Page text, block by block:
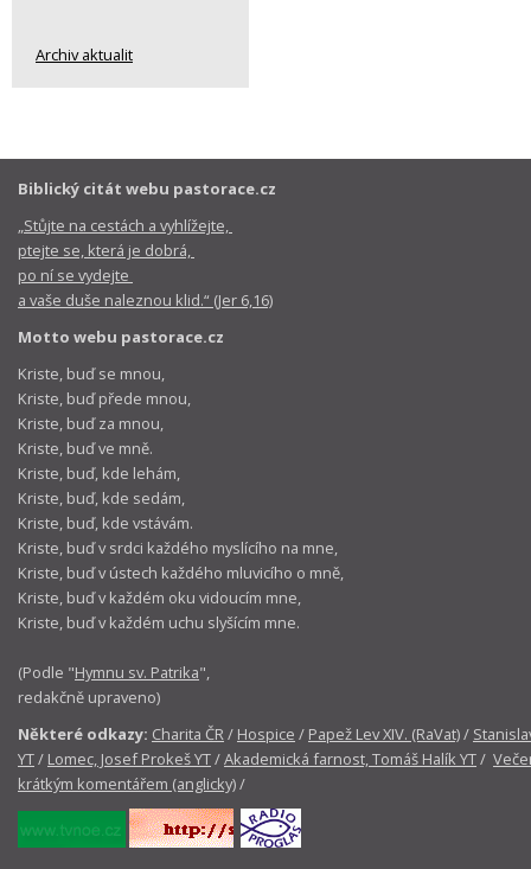
Archiv aktualit
Biblický citát webu pastorace.cz
„Stůjte na cestách a vyhlížejte,
ptejte se, která je dobrá,
po ní se vydejte
a vaše duše naleznou klid.“ (Jer 6,16)
Motto webu pastorace.cz
Kriste, buď se mnou,
Kriste, buď přede mnou,
Kriste, buď za mnou,
Kriste, buď ve mně.
Kriste, buď, kde lehám,
Kriste, buď, kde sedám,
Kriste, buď, kde vstávám.
Kriste, buď v srdci každého myslícího na mne,
Kriste, buď v ústech každého mluvicího o mně,
Kriste, buď v každém oku vidoucím mne,
Kriste, buď v každém uchu slyšícím mne.
(Podle "Hymnu sv. Patrika",
redakčně upraveno)
Některé odkazy: Charita ČR/ Hospice / Papež Lev XIV. (RaVat)/
YT/ Lomec, Josef Prokeš YT/Akademická farnost, Tomáš Halík YT/
krátkým komentářem (anglicky)/